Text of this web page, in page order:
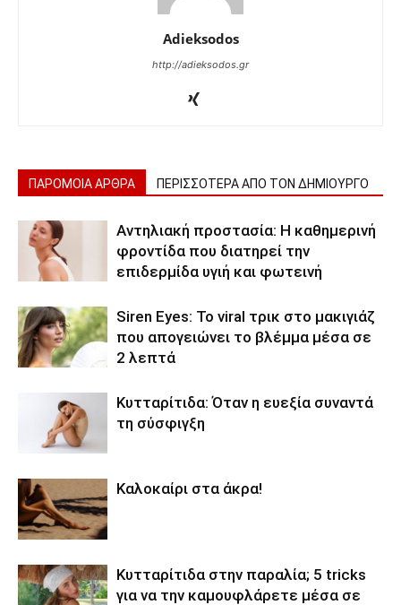
Adieksodos
http://adieksodos.gr
ΠΑΡΟΜΟΙΑ ΑΡΘΡΑ ΠΕΡΙΣΣΟΤΕΡΑ ΑΠΟ ΤΟΝ ΔΗΜΙΟΥΡΓΟ
Αντηλιακή προστασία: Η καθημερινή
φροντίδα που διατηρεί την
επιδερμίδα υγιή και φωτεινή
Siren Eyes: Το viral τρικ στο μακιγιάζ
που απογειώνει το βλέμμα μέσα σε
2 λεπτά
Κυτταρίτιδα: Όταν η ευεξία συναντά
τη σύσφιγξη
Καλοκαίρι στα άκρα!
Κυτταρίτιδα στην παραλία; 5 tricks
για να την καμουφλάρετε μέσα σε